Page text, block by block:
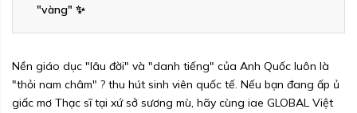
"vàng" ✨
Nền giáo dục "lâu đời" và "danh tiếng" của Anh Quốc luôn là
"thỏi nam châm" ? thu hút sinh viên quốc tế. Nếu bạn đang ấp ủ
giấc mơ Thạc sĩ tại xứ sở sương mù, hãy cùng iae GLOBAL Việt